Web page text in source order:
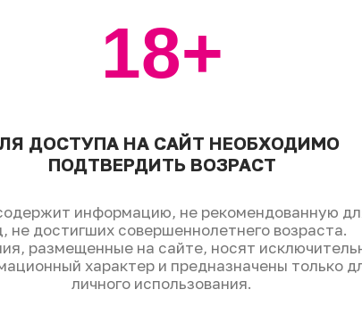
независимый
эксперт
Мережко
Креативный
директор SWN
ДОСТУПА НА САЙТ НЕОБХОДИМО
ПОДТВЕРДИТЬ ВОЗРАСТ
информацию, не рекомендованную
не достигших совершеннолетнего возраста.
размещенные на сайте, носят
характер и предназначены только
личного использования.
18+